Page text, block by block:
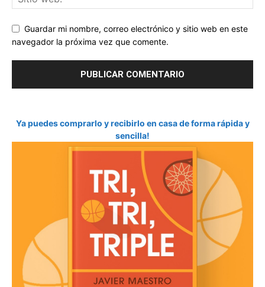
Guardar mi nombre, correo electrónico y sitio web en este
navegador la próxima vez que comente.
Ya puedes comprarlo y recibirlo en casa de forma rápida y
sencilla!